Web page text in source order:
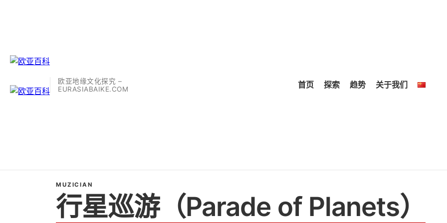
欧亚地缘文化探究 –
EURASIABAIKE.COM
首页 探索 趋势 关于我们
MUZICIAN
行星巡游（Parade of Planets）